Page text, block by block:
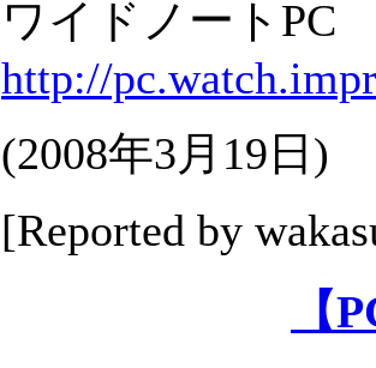
ワイドノートPC
http://
(2008年3月19日 )
[Reported by
【